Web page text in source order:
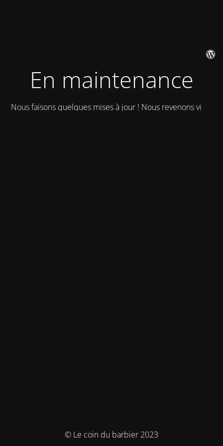
En maintenance
Nous faisons quelques mises à jour ! Nous revenons vite !
© Le coin du barbier 2023